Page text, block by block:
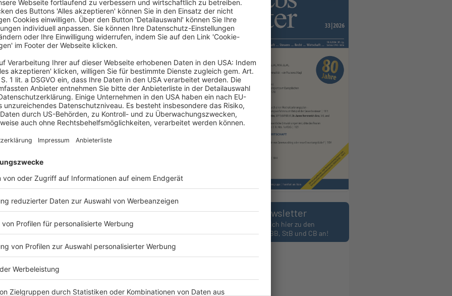
weil sie bei der erforderlichen
getäuscht hat. Der Versagungsbescheid der
der charakterlichen Eignung der Lehrerin ist
mit Urteil vom 17.9.2025 – 1 K 5204/24 –
Lehrerin. Sie wollte verbeamtet werden. Im
erklärte sie der zuständigen Amtsärztin, sie
operiert worden. Daraufhin forderte die
darauf hin, sie könne ihre Erklärung über die
vereinbarte aber sogleich einen neuen
Untersuchung. Diese fand bei einer
sowie die Verhärtung, so dass die
Eignung attestieren wollte. Bevor es
Die zuständige Bezirksregierung Düsseldorf
charakterliche Eignung als Lehrerin
des VG nunmehr entschieden hat. Die
Gunsten getäuscht hat, um die
ihre gesundheitliche Eignung zu
der ersten Amtsärztin auch hätte bewusst
eines Lehrers, wie es die Bezirksregierung
sah in dem Verhalten eine arglistige
der notwendigen Rücknahme einer
Newsletter
Melden Sie sich hier zu den
Newslettern des BB, StB und CB an!